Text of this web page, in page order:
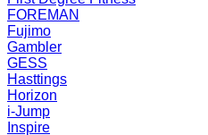
FOREMAN
Fujimo
Gambler
GESS
Hasttings
Horizon
i-Jump
Inspire